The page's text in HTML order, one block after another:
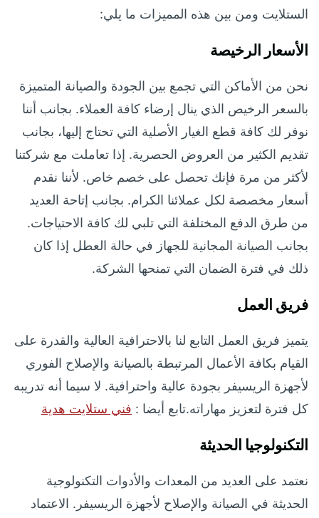
الستلايت ومن بين هذه المميزات ما يلي:
الأسعار الرخيصة
نحن من الأماكن التي تجمع بين الجودة والصيانة المتميزة
بالسعر الرخيص الذي ينال إرضاء كافة العملاء. بجانب أننا
نوفر لك كافة قطع الغيار الأصلية التي تحتاج إليها، بجانب
تقديم الكثير من العروض الحصرية. إذا تعاملت مع شركتنا
لأكثر من مرة فإنك تحصل على خصم خاص. لأننا نقدم
أسعار مخصصة لكل عملائنا الكرام. بجانب إتاحة العديد
من طرق الدفع المختلفة التي تلبي لك كافة الاحتياجات.
بجانب الصيانة المجانية للجهاز في حالة العطل إذا كان
ذلك في فترة الضمان التي تمنحها الشركة.
فريق العمل
يتميز فريق العمل التابع لنا بالاحترافية العالية والقدرة على
القيام بكافة الأعمال المرتبطة بالصيانة والإصلاح الفوري
لأجهزة الريسيفر بجودة عالية واحترافية. لا سيما أنه تدريبه
كل فترة لتعزيز مهاراته.تابع أيضا : فني ستلايت هدية
التكنولوجيا الحديثة
نعتمد على العديد من المعدات والأدوات التكنولوجية
الحديثة في الصيانة والإصلاح لأجهزة الريسيفر. الاعتماد